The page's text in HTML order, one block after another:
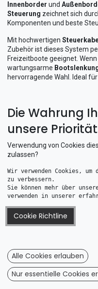
Innenborder und
Steuerung zeichnet sich
Komponenten und beste
Mit hochwertigen
Zubehör ist dieses System
Freizeitboote geeignet.
wartungsarme
hervorragende Wahl. Ideal
07 Fuss / 213 cm
Ultraflex
188,57€
Die Wahrung
unsere
Verwendung von Cookies
zulassen?
Wir verwenden Cookies,
zu verbessern.
Sie können mehr über
verwenden in unserer
Cookie Richtline
Alle Cookies erlauben
Nur essentielle Cookies